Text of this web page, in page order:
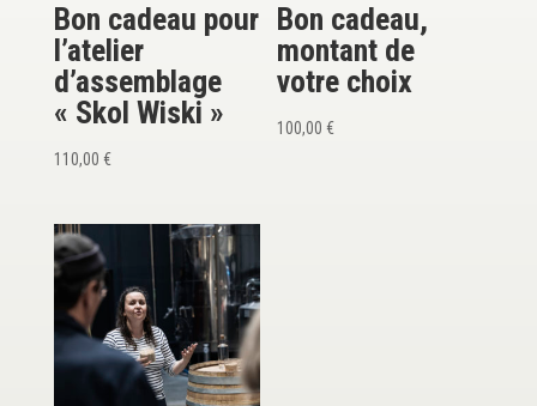
Bon cadeau pour
l’atelier
d’assemblage
« Skol Wiski »
110,00 €
Bon cadeau,
montant de
votre choix
100,00 €